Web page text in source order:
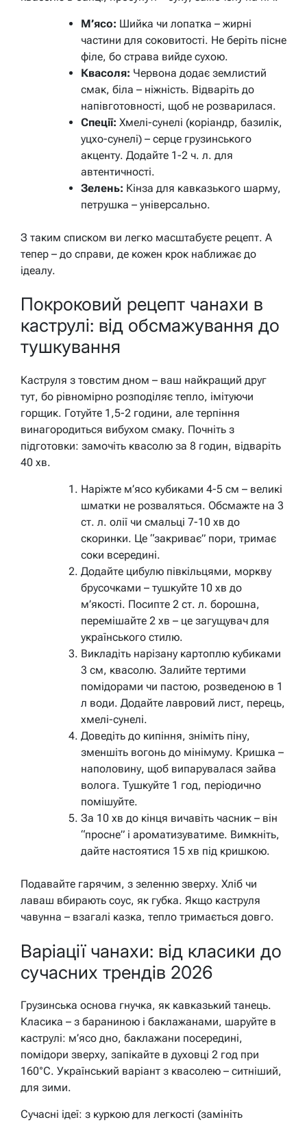
М’ясо: Шийка чи лопатка – жирні
частини для соковитості. Не беріть пісне
філе, бо страва вийде сухою.
Квасоля: Червона додає землистий
смак, біла – ніжність. Відваріть до
напівготовності, щоб не розварилася.
Спеції: Хмелі-сунелі (коріандр, базилік,
уцхо-сунелі) – серце грузинського
акценту. Додайте 1-2 ч. л. для
автентичності.
Зелень: Кінза для кавказького шарму,
петрушка – універсально.
З таким списком ви легко масштабуєте рецепт. А
тепер – до справи, де кожен крок наближає до
ідеалу.
Покроковий рецепт чанахи в
каструлі: від обсмажування до
тушкування
Каструля з товстим дном – ваш найкращий друг
тут, бо рівномірно розподіляє тепло, імітуючи
горщик. Готуйте 1,5-2 години, але терпіння
винагородиться вибухом смаку. Почніть з
підготовки: замочіть квасолю за 8 годин, відваріть
40 хв.
Наріжте м’ясо кубиками 4-5 см – великі
шматки не розваляться. Обсмажте на 3
ст. л. олії чи смальці 7-10 хв до
скоринки. Це “закриває” пори, тримає
соки всередині.
Додайте цибулю півкільцями, моркву
брусочками – тушкуйте 10 хв до
м’якості. Посипте 2 ст. л. борошна,
перемішайте 2 хв – це загущувач для
українського стилю.
Викладіть нарізану картоплю кубиками
3 см, квасолю. Залийте тертими
помідорами чи пастою, розведеною в 1
л води. Додайте лавровий лист, перець,
хмелі-сунелі.
Доведіть до кипіння, зніміть піну,
зменшіть вогонь до мінімуму. Кришка –
наполовину, щоб випарувалася зайва
волога. Тушкуйте 1 год, періодично
помішуйте.
За 10 хв до кінця вичавіть часник – він
“просне” і ароматизуватиме. Вимкніть,
дайте настоятися 15 хв під кришкою.
Подавайте гарячим, з зеленню зверху. Хліб чи
лаваш вбирають соус, як губка. Якщо каструля
чавунна – взагалі казка, тепло тримається довго.
Варіації чанахи: від класики до
сучасних трендів 2026
Грузинська основа гнучка, як кавказький танець.
Класика – з бараниною і баклажанами, шаруйте в
каструлі: м’ясо дно, баклажани посередині,
помідори зверху, запікайте в духовці 2 год при
160°C. Український варіант з квасолею – ситніший,
для зими.
Сучасні ідеї: з куркою для легкості (замініть